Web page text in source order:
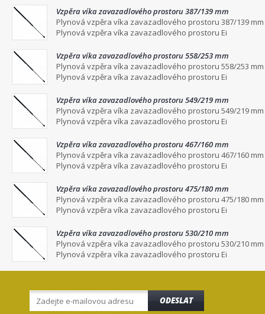
Vzpěra víka zavazadlového prostoru 387/139 mm
Plynová vzpěra víka zavazadlového prostoru 387/139 mm
Plynová vzpěra víka zavazadlového prostoru Ei
Vzpěra víka zavazadlového prostoru 558/253 mm
Plynová vzpěra víka zavazadlového prostoru 558/253 mm
Plynová vzpěra víka zavazadlového prostoru Ei
Vzpěra víka zavazadlového prostoru 549/219 mm
Plynová vzpěra víka zavazadlového prostoru 549/219 mm
Plynová vzpěra víka zavazadlového prostoru Ei
Vzpěra víka zavazadlového prostoru 467/160 mm
Plynová vzpěra víka zavazadlového prostoru 467/160 mm
Plynová vzpěra víka zavazadlového prostoru Ei
Vzpěra víka zavazadlového prostoru 475/180 mm
Plynová vzpěra víka zavazadlového prostoru 475/180 mm
Plynová vzpěra víka zavazadlového prostoru Ei
Vzpěra víka zavazadlového prostoru 530/210 mm
Plynová vzpěra víka zavazadlového prostoru 530/210 mm
Plynová vzpěra víka zavazadlového prostoru Ei
ODESLAT